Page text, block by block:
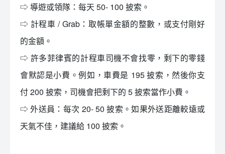
⇨ 導遊或領隊：每天 50- 100 披索。
⇨ 計程車 / Grab：取帳單金額的整數，或支付剛好
的金額。
⇨ 許多菲律賓的計程車司機不會找零，剩下的零錢
會默認是小費。例如，車費是 195 披索，然後你支
付 200 披索，司機會把剩下的 5 披索當作小費。
⇨ 外送員：每次 20- 50 披索。如果外送距離較遠或
天氣不佳，建議給 100 披索。